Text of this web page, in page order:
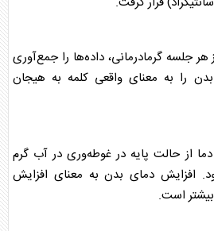
جلسه گرمادرمانی، داده‌ها را جمع‌آوری
را به معنای واقعی کلمه به هیجان
از حالت پایه در غوطه‌وری در آب گرم
افزایش دمای بدن به معنای افزایش
است.